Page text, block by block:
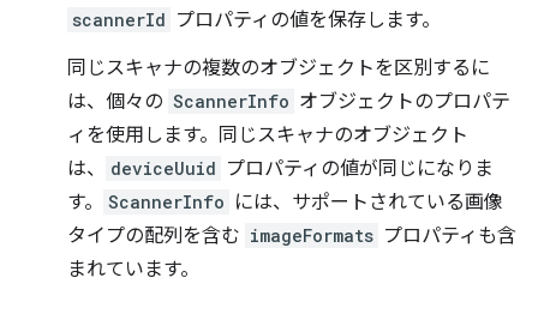
scannerId プロパティの値を保存します。
同じスキャナの複数のオブジェクトを区別するに
は、個々の ScannerInfo オブジェクトのプロパテ
ィを使用します。同じスキャナのオブジェクト
は、
deviceUuid プロパティの値が同じになりま
す。
ScannerInfo には、サポートされている画像
タイプの配列を含む imageFormats プロパティも含
まれています。